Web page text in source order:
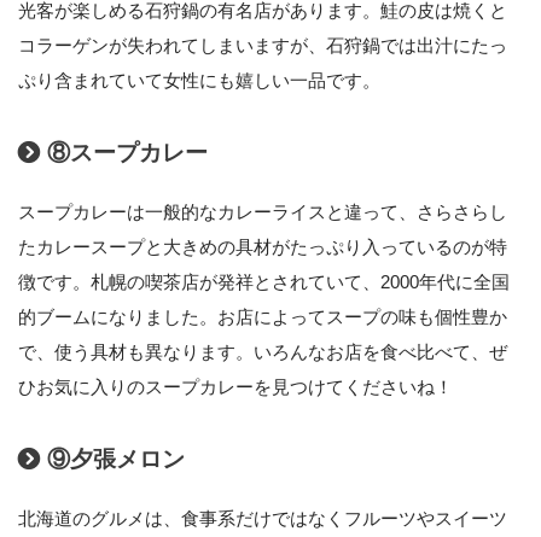
光客が楽しめる石狩鍋の有名店があります。鮭の皮は焼くと
コラーゲンが失われてしまいますが、石狩鍋では出汁にたっ
ぷり含まれていて女性にも嬉しい一品です。
⑧スープカレー
スープカレーは一般的なカレーライスと違って、さらさらし
たカレースープと大きめの具材がたっぷり入っているのが特
徴です。札幌の喫茶店が発祥とされていて、2000年代に全国
的ブームになりました。お店によってスープの味も個性豊か
で、使う具材も異なります。いろんなお店を食べ比べて、ぜ
ひお気に入りのスープカレーを見つけてくださいね！
⑨夕張メロン
北海道のグルメは、食事系だけではなくフルーツやスイーツ